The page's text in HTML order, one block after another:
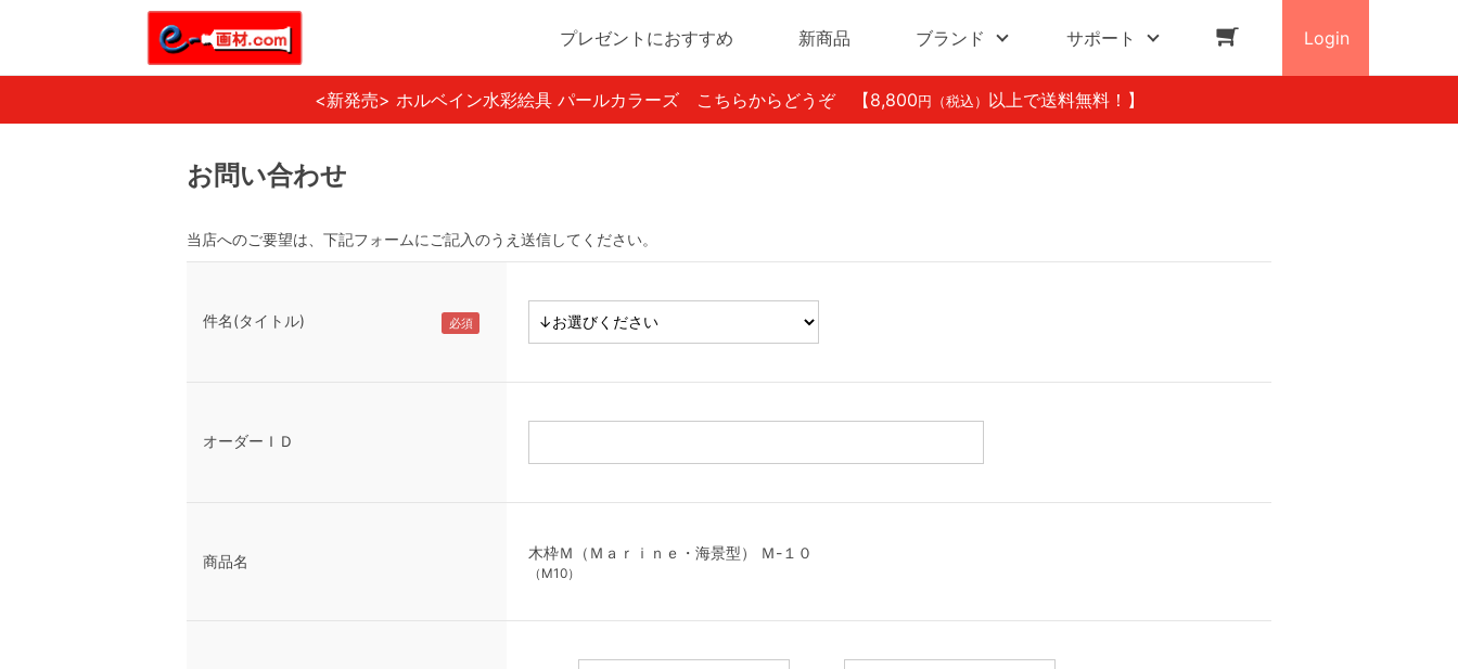
プレゼントにおすすめ 新商品 ブランド サポート Login
<新発売> ホルベイン水彩絵具 パールカラーズ こちらからどうぞ 【8,800 円（税込） 以上で送料無料！】
お問い合わせ
当店へのご要望は、下記フォームにご記入のうえ送信してください。
件名(タイトル)
オーダーＩＤ
商品名 木枠Ｍ（Ｍａｒｉｎｅ・海景型） Ｍ-１０
（M10）